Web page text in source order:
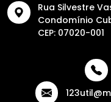
Rua Silvestre
Condomínio
CEP: 07020-001